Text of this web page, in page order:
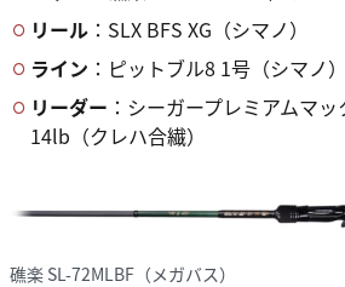
リール ：SLX BFS XG（シマノ）
ライン ：ピットブル8 1号（シマノ）
リーダー ：シーガープレミアムマ
14lb（クレハ合繊）
礁楽 SL-72MLBF（メガバス）